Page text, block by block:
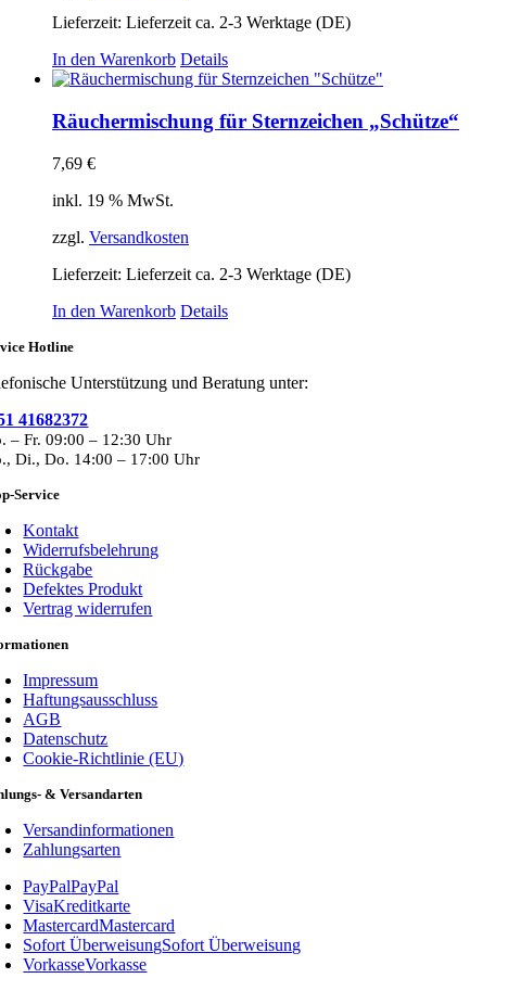
Lieferzeit: Lieferzeit ca. 2-3 Werktage (DE)
In den Warenkorb Details
Räuchermischung für Sternzeichen „Schütze“
7,69 €
inkl. 19 % MwSt.
zzgl. Versandkosten
Lieferzeit: Lieferzeit ca. 2-3 Werktage (DE)
In den Warenkorb Details
Hotline
Unterstützung und Beratung unter:
41682372
– Fr. 09:00 – 12:30 Uhr
Di., Do. 14:00 – 17:00 Uhr
Service
Kontakt
Widerrufsbelehrung
Rückgabe
Defektes Produkt
Vertrag widerrufen
Impressum
Haftungsausschluss
AGB
Datenschutz
Cookie-Richtlinie (EU)
& Versandarten
Versandinformationen
Zahlungsarten
PayPalPayPal
VisaKreditkarte
MastercardMastercard
Sofort ÜberweisungSofort Überweisung
VorkasseVorkasse